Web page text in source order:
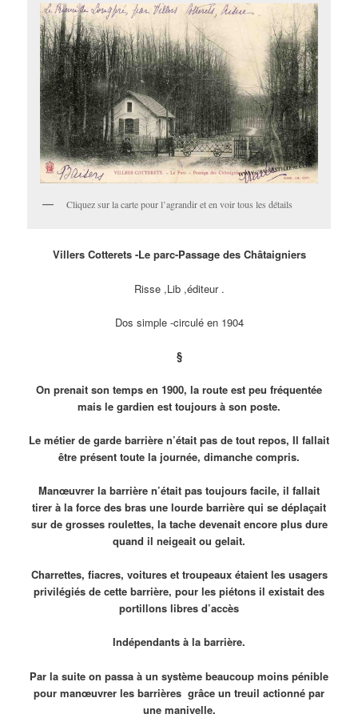
Cliquez sur la carte pour l’agrandir et en voir tous les détails
Villers Cotterets -Le parc-Passage des Châtaigniers
Risse ,Lib ,éditeur .
Dos simple -circulé en 1904
§
On prenait son temps en 1900, la route est peu fréquentée
mais le gardien est toujours à son poste.
Le métier de garde barrière n’était pas de tout repos, Il fallait
être présent toute la journée, dimanche compris.
Manœuvrer la barrière n’était pas toujours facile, il fallait
tirer à la force des bras une lourde barrière qui se déplaçait
sur de grosses roulettes, la tache devenait encore plus dure
quand il neigeait ou gelait.
Charrettes, fiacres, voitures et troupeaux étaient les usagers
privilégiés de cette barrière, pour les piétons il existait des
portillons libres d’accès
Indépendants à la barrière.
Par la suite on passa à un système beaucoup moins pénible
pour manœuvrer les barrières grâce un treuil actionné par
une manivelle.